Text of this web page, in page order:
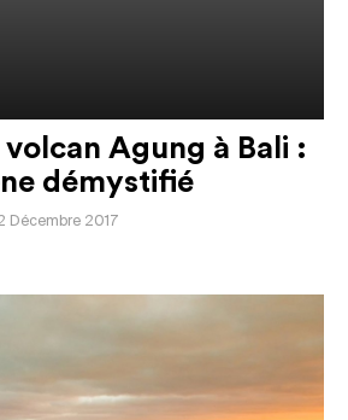
volcan Agung à Bali :
démystifié
Décembre 2017